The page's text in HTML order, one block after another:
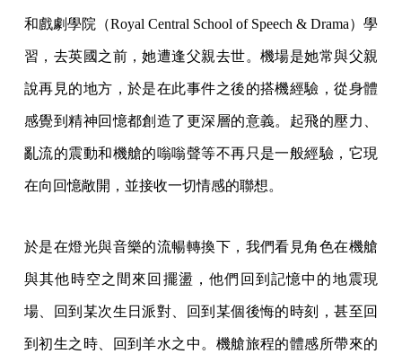
和戲劇學院（Royal Central School of Speech & Drama）學
習，去英國之前，她遭逢父親去世。機場是她常與父親
說再見的地方，於是在此事件之後的搭機經驗，從身體
感覺到精神回憶都創造了更深層的意義。起飛的壓力、
亂流的震動和機艙的嗡嗡聲等不再只是一般經驗，它現
在向回憶敞開，並接收一切情感的聯想。
於是在燈光與音樂的流暢轉換下，我們看見角色在機艙
與其他時空之間來回擺盪，他們回到記憶中的地震現
場、回到某次生日派對、回到某個後悔的時刻，甚至回
到初生之時、回到羊水之中。機艙旅程的體感所帶來的